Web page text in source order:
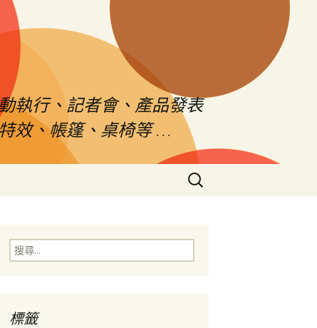
執行、記者會、產品發表
效、帳篷、桌椅等 …
搜
尋
字:
搜
尋
標籤